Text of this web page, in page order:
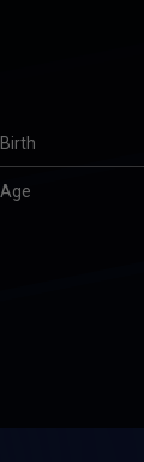
Birth
Age